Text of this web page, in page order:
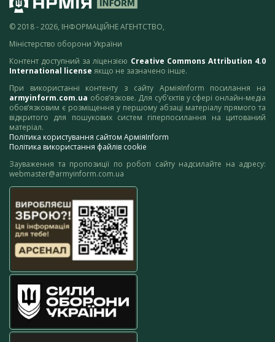
© 2018 - 2026, ІНФОРМАЦІЙНЕ АГЕНТСТВО,
Міністерство оборони України
Контент доступний за ліцензією Creative Commons Attribution 4.0
International license якщо не зазначено інше.
При використанні контенту з сайту АрміяInform посилання на
armyinform.com.ua обов’язкове. Для суб’єктів у сфері онлайн-медіа
обов’язковим є розміщення у першому абзаці матеріалу прямого та
відкритого для пошукових систем гіперпосилання на цитований
матеріал.
Політика користування сайтом АрміяInform
Політика використання файлів cookie
Зауваження та пропозиції по роботі сайту надсилайте на адресу:
webmaster@armyinform.com.ua